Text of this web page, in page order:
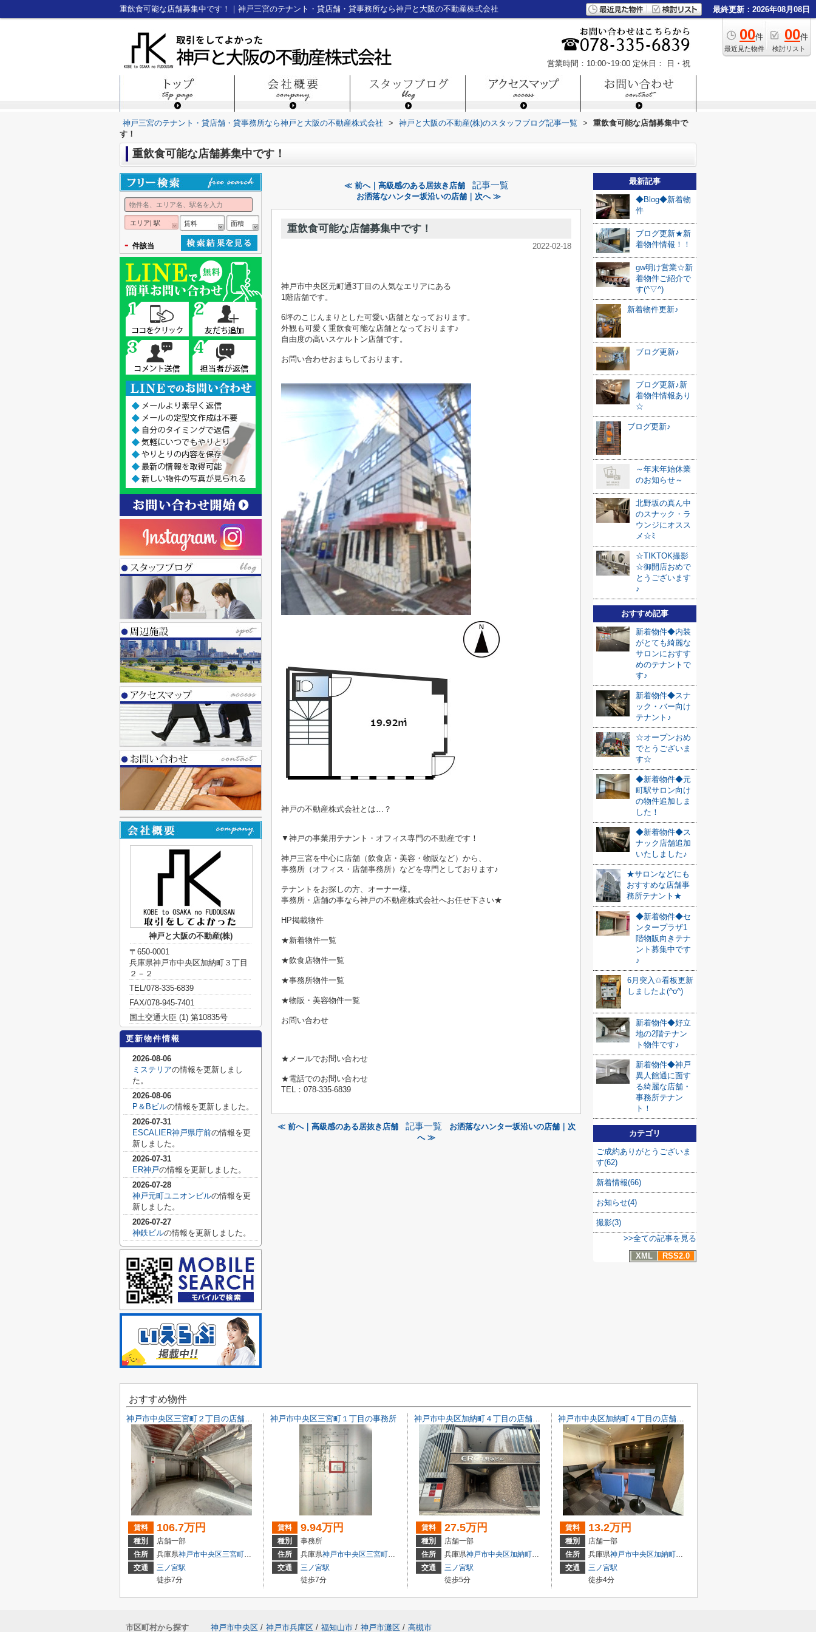
重飲食可能な店舗募集中です！｜神戸三宮のテナント・貸店舗・貸事務所なら神戸と大阪の不動産株式会社 最終更新：2026年08月08日
00件
最近見た物件
00件
検討リスト
営業時間：10:00~19:00 定休日： 日・祝
神戸三宮のテナント・貸店舗・貸事務所なら神戸と大阪の不動産株式会社 > 神戸と大阪の不動産(株)のスタッフブログ記事一覧 >
重飲食可能な店舗募集中で
す！
重飲食可能な店舗募集中です！
≪ 前へ｜高級感のある居抜き店舗 記事一覧
お洒落なハンター坂沿いの店舗｜次へ ≫
重飲食可能な店舗募集中です！
2022-02-18
神戸市中央区元町通3丁目の人気なエリアにある
1階店舗です。
6坪のこじんまりとした可愛い店舗となっております。
外観も可愛く重飲食可能な店舗となっております♪
自由度の高いスケルトン店舗です。
お問い合わせおまちしております。
神戸の不動産株式会社とは…？
▼神戸の事業用テナント・オフィス専門の不動産です！
神戸三宮を中心に店舗（飲食店・美容・物販など）から、
事務所（オフィス・店舗事務所）などを専門としております♪
テナントをお探しの方、オーナー様。
事務所・店舗の事なら神戸の不動産株式会社へお任せ下さい★
HP掲載物件
★新着物件一覧
★飲食店物件一覧
★事務所物件一覧
★物販・美容物件一覧
お問い合わせ
★メールでお問い合わせ
★電話でのお問い合わせ
TEL：078-335-6839
≪ 前へ｜高級感のある居抜き店舗 記事一覧
お洒落なハンター坂沿いの店舗｜次
へ ≫
最新記事
◆Blog◆新着物
件
ブログ更新★新
着物件情報！！
gw明け営業☆新
着物件ご紹介で
す(^▽^)
新着物件更新♪
ブログ更新♪
ブログ更新♪新
着物件情報あり
☆
ブログ更新♪
～年末年始休業
のお知らせ～
北野坂の真ん中
のスナック・ラ
ウンジにオスス
メ☆ﾐ
☆TIKTOK撮影
☆御開店おめで
とうございます
♪
おすすめ記事
新着物件◆内装
がとても綺麗な
サロンにおすす
めのテナントで
す♪
新着物件◆スナ
ック・バー向け
テナント♪
☆オープンおめ
でとうございま
す☆
◆新着物件◆元
町駅サロン向け
の物件追加しま
した！
◆新着物件◆ス
ナック店舗追加
いたしました♪
★サロンなどにも
おすすめな店舗事
務所テナント★
◆新着物件◆セ
ンタープラザ1
階物販向きテナ
ント募集中です
♪
6月突入✩看板更新
しましたよ(^o^)
新着物件◆好立
地の2階テナン
ト物件です♪
新着物件◆神戸
異人館通に面す
る綺麗な店舗・
事務所テナン
ト！
カテゴリ
ご成約ありがとうございま
す(62)
新着情報(66)
お知らせ(4)
撮影(3)
>>全ての記事を見る
XML
RSS2.0
エリア| 駅 賃料 面積
- 件該当
神戸と大阪の不動産(株)
〒650-0001
兵庫県神戸市中央区加納町３丁目
２－２
TEL/078-335-6839
FAX/078-945-7401
国土交通大臣 (1) 第10835号
更新物件情報
2026-08-06
ミステリアの情報を更新しまし
た。
2026-08-06
P＆Bビルの情報を更新しました。
2026-07-31
ESCALIER神戸県庁前の情報を更
新しました。
2026-07-31
ER神戸の情報を更新しました。
2026-07-28
神戸元町ユニオンビルの情報を更
新しました。
2026-07-27
神鉄ビルの情報を更新しました。
おすすめ物件
神戸市中央区三宮町２丁目の店舗一部
賃料 106.7万円
種別
店舗一部
住所
兵庫県神戸市中央区三宮町２丁目9-3
交通
三ノ宮駅
徒歩7分
神戸市中央区三宮町１丁目の事務所
賃料 9.94万円
種別
事務所
住所
兵庫県神戸市中央区三宮町１丁目
交通
三ノ宮駅
徒歩7分
神戸市中央区加納町４丁目の店舗一部
賃料 27.5万円
種別
店舗一部
住所
兵庫県神戸市中央区加納町４丁目7-8
交通
三ノ宮駅
徒歩5分
神戸市中央区加納町４丁目の店舗一部
賃料 13.2万円
種別
店舗一部
住所
兵庫県神戸市中央区加納町４丁目9-29
交通
三ノ宮駅
徒歩4分
市区町村から探す 神戸市中央区 / 神戸市兵庫区 / 福知山市 / 神戸市灘区 / 高槻市